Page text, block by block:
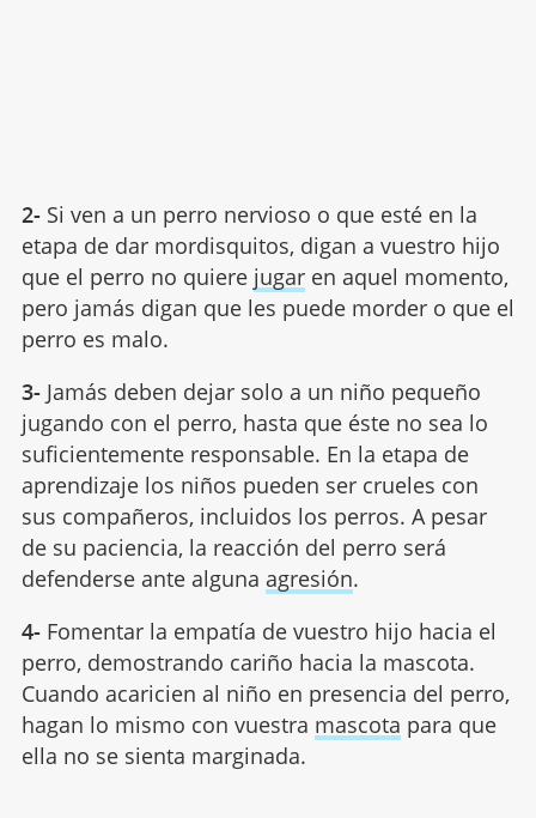
2-Si ven a un perro nervioso o que esté en la
etapa de dar mordisquitos, digan a vuestro hijo
que el perro no quiere jugaren aquel momento,
pero jamás digan que les puede morder o que el
perro es malo.
3-Jamás deben dejar solo a un niño pequeño
jugando con el perro, hasta que éste no sea lo
suficientemente responsable. En la etapa de
aprendizaje los niños pueden ser crueles con
sus compañeros, incluidos los perros. A pesar
de su paciencia, la reacción del perro será
defenderse ante alguna agresión.
4-Fomentar la empatía de vuestro hijo hacia el
perro, demostrando cariño hacia la mascota.
Cuando acaricien al niño en presencia del perro,
hagan lo mismo con vuestra mascota para que
ella no se sienta marginada.